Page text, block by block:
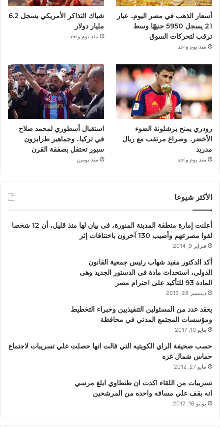
أسعار الذهب في مصر اليوم.. عيار
21 يسجل 5950 جنيهًا وسط
ترقب لتحركات السوق
منذ يوم واحد
شباك التذاكر الأمريكي يسجل 6.2
مليار دولار
منذ يوم واحد
رودري يمنح برشلونة الضوء
الأخضر.. وصراع مرتقب مع ريال
مدريد
منذ يوم واحد
استقبال أسطوري لمحمد صلاح
في تركيا.. وجماهير طرابزون
سبور تحتفل بصفقة القرن
منذ يومين
الأكثر شيوعا
أعلنت إمارة منطقة المدينة المنورة، فى بيان لها منذ قليل، أن 12 شخصا
لقوا مصرعهم وأصيب 130 آخرون باختناقات إثر
فبراير 9, 2014
أكد الدكتور مفيد شهاب رئيس جمعية القانون
الدولى، استحداث مادة فى الدستور الجديد وهى
المادة 93 للتأكيد على احترام مصر
ديسمبر 28, 2013
يعقد عدد من المسئولين التنفيذيين وخبراء التخطيط
ومؤسسات المجتمع المدني في محافظة
مايو 10, 2017
حسب صحيفة الراي الكويتيه التي قالت انها حصلت علي تسريبات لاجتماع
حماس شمال غزه
مايو 27, 2012
تسريبات من اللقاء اكدت ان طنطاوي ابلغ مرسي
انه يقف علي مسافه واحده من المرشحين
يونيو 16, 2012